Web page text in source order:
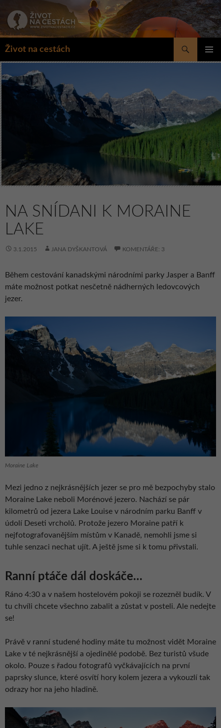
obsahu
Život na cestách
Hledat
NA SNÍDANI K MORAINE
LAKE
3.1.2015 JANA DYŠKANTOVÁ KOMENTÁŘE: 3
Během cestování kanadskými národními parky Jasper a Banff
máte možnost potkat nesčetně nádherných ledovcových
jezer.
Moraine Lake
Mezi jedno z nejkrásnějších jezer se pro mě bezpochyby stalo
Moraine Lake neboli Morénové jezero. Nachází se pár
kilometrů od jezera Lake Louise v národním parku Banff v
údolí Deseti vrcholů. Protože jezero Moraine patří k
nejfotografovanějším místům v Kanadě, nemohli jsme si
tuhle senzaci nechat ujít. A ještě jsme si k tomu přivstali.
Ranní ptáče dál doskáče…
Ráno 4:30 a v našem hostelovém pokoji se rozezněl budík. V
tu chvíli chcete všechno zabalit a zůstat v posteli. Ale nedejte
se!
Právě v ranní studené hodiny máte tu možnost vidět Moraine
Lake v té nejkrásnější a ojedinělé podobě. Bez turistů všude
okolo. Pouze s řadou fotografů vyčkávajících na první
paprsky slunce, které osvítí hory kolem jezera a vykouzlí tak
odrazy hor na jeho hladině.